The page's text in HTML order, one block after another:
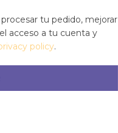
tu pedido, mejorar
acceso a tu cuenta y
policy.